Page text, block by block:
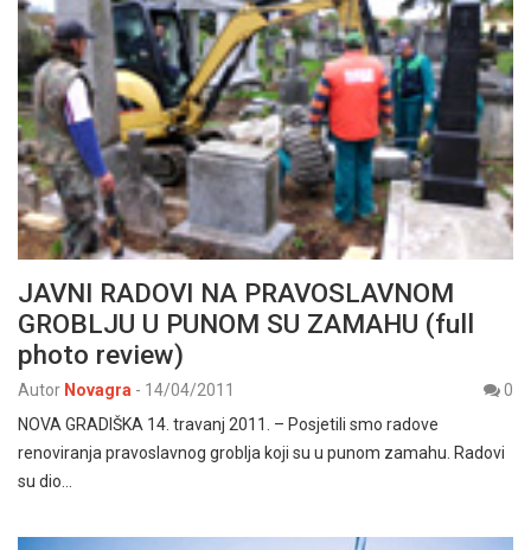
JAVNI RADOVI NA PRAVOSLAVNOM
GROBLJU U PUNOM SU ZAMAHU (full
photo review)
Autor Novagra - 14/04/2011
0
NOVA GRADIŠKA 14. travanj 2011. – Posjetili smo radove
renoviranja pravoslavnog groblja koji su u punom zamahu. Radovi
su dio…